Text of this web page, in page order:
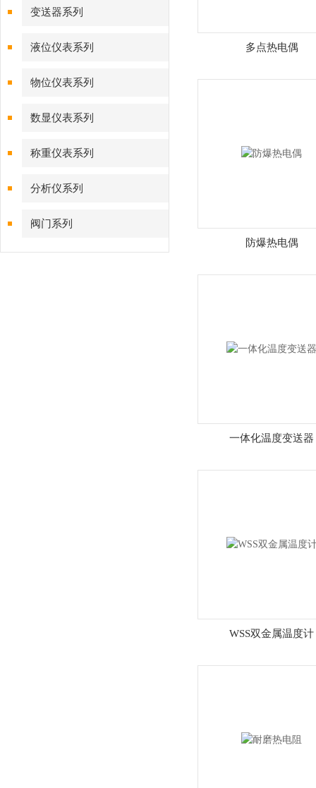
变送器系列
液位仪表系列
物位仪表系列
数显仪表系列
称重仪表系列
分析仪系列
阀门系列
多点热电偶
防爆热电偶
一体化温度变送器
WSS双金属温度计